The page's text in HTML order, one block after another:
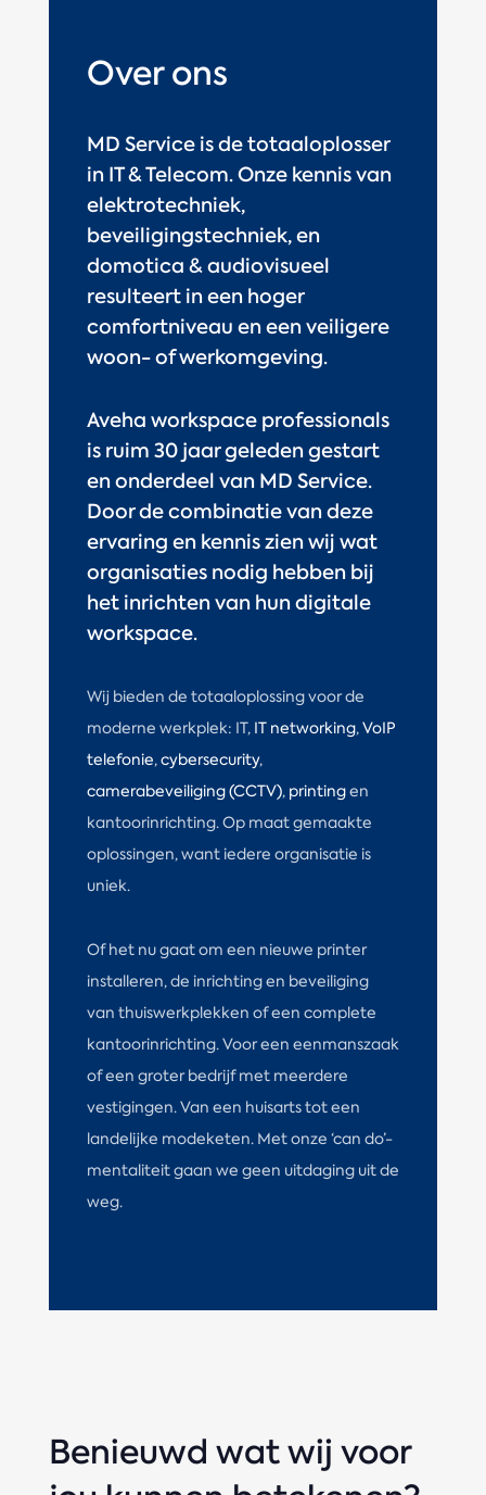
Over ons
MD Service is de totaaloplosser
in IT & Telecom. Onze kennis van
elektrotechniek,
beveiligingstechniek, en
domotica & audiovisueel
resulteert in een hoger
comfortniveau en een veiligere
woon- of werkomgeving.
Aveha workspace professionals
is ruim 30 jaar geleden gestart
en onderdeel van MD Service.
Door de combinatie van deze
ervaring en kennis zien wij wat
organisaties nodig hebben bij
het inrichten van hun digitale
workspace.
Wij bieden de totaaloplossing voor de
moderne werkplek: IT, IT networking,VoIP
telefonie,cybersecurity,
camerabeveiliging (CCTV), printingen
kantoorinrichting. Op maat gemaakte
oplossingen, want iedere organisatie is
uniek.
Of het nu gaat om een nieuwe printer
installeren, de inrichting en beveiliging
van thuiswerkplekken of een complete
kantoorinrichting. Voor een eenmanszaak
of een groter bedrijf met meerdere
vestigingen. Van een huisarts tot een
landelijke modeketen. Met onze ‘can do’-
mentaliteit gaan we geen uitdaging uit de
weg.
Benieuwd wat wij voor